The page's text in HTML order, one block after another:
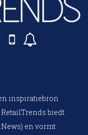
inspiratiebron
biedt
en vormt